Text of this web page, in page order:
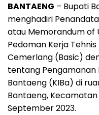
c
e
b
o
o
k
a
t
s
A
p
p
l
e
g
r
a
m
BANTAENG – Bupati
menghadiri
atau Memorandum of
Pedoman Kerja
Cemerlang (Basic)
tentang Pengamanan
Bantaeng (KIBa) di
Bantaeng, Kecamatan
September 2023.